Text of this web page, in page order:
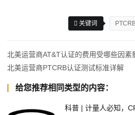
关键词
北美运营商AT&T认证的费用受哪些因素
北美运营商PTCRB认证测试标准详解
给您推荐相同类型的内容：